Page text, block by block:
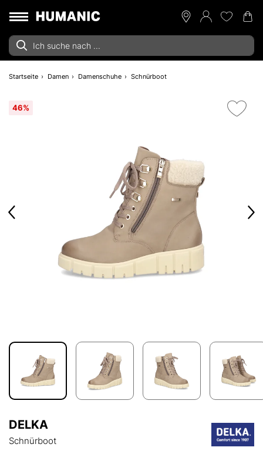
Startseite Damen Damenschuhe Schnürboot
46%
DELKA
Schnürboot